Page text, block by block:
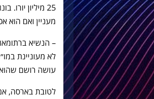
25 מיליון
מעניין ואם הוא
– הנשיא
לא מעוניינת
עושה רושם
לטובת בארסה,